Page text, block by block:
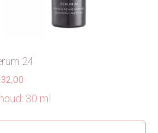
24
30 ml